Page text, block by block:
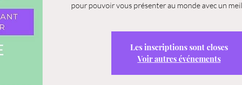
pour pouvoir vous présenter au monde avec un
Les inscriptions sont closes
Voir autres événements